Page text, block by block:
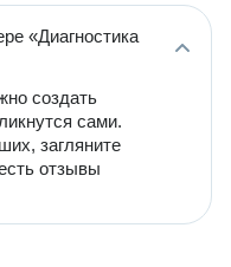
«Диагностика
создать
сами.
загляните
отзывы